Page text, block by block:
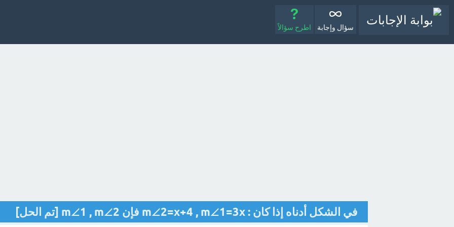
سؤال وإجابة اطرح سؤالاً
في الشكل أدناه إذا كان : m∠2=x+4 , m∠1=3x فإن m∠1 , m∠2 [تم الحل]